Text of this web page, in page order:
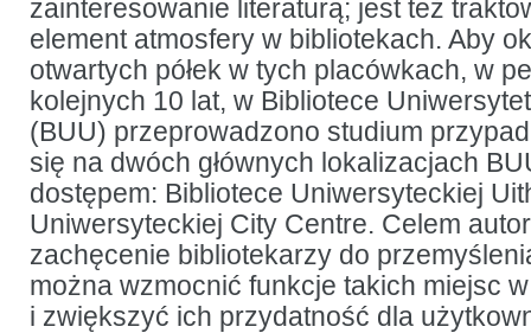
zainteresowanie literaturą; jest też
element atmosfery w bibliotekach. Aby
otwartych półek w tych placówkach, w
kolejnych 10 lat, w Bibliotece
(BUU) przeprowadzono studium
się na dwóch głównych lokalizacjach
dostępem: Bibliotece Uniwersyteckiej
Uniwersyteckiej City Centre. Celem
zachęcenie bibliotekarzy do
można wzmocnić funkcje takich miejsc
i zwiększyć ich przydatność dla